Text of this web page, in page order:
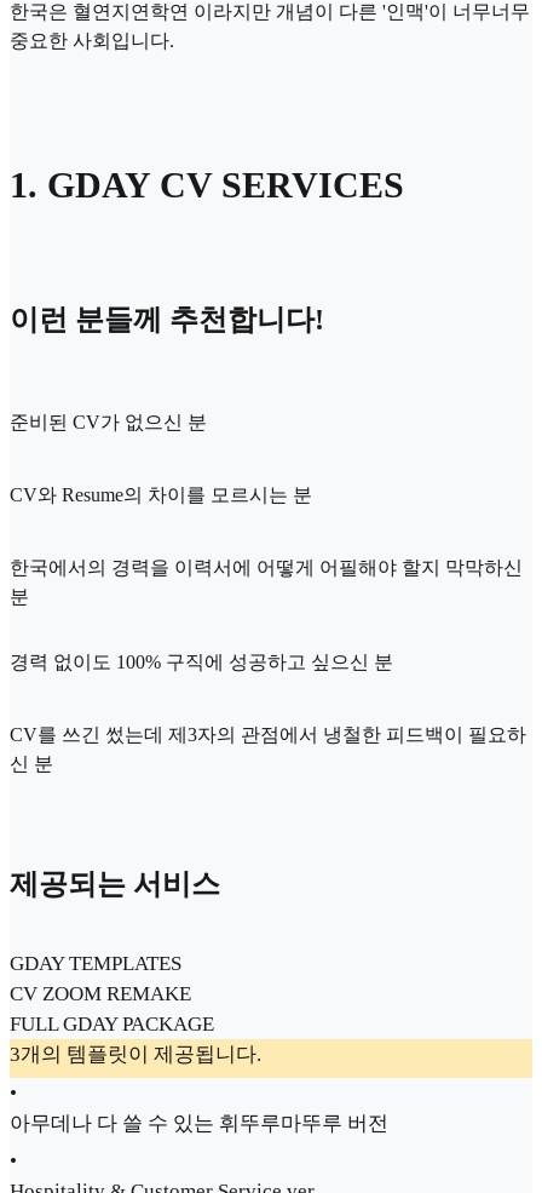
한국은 혈연지연학연 이라지만 개념이 다른 '인맥'이 너무너무
중요한 사회입니다.
1. GDAY CV SERVICES
이런 분들께 추천합니다!
준비된 CV가 없으신 분
CV와 Resume의 차이를 모르시는 분
한국에서의 경력을 이력서에 어떻게 어필해야 할지 막막하신
분
경력 없이도 100% 구직에 성공하고 싶으신 분
CV를 쓰긴 썼는데 제3자의 관점에서 냉철한 피드백이 필요하
신 분
제공되는 서비스
GDAY TEMPLATES
CV ZOOM REMAKE
FULL GDAY PACKAGE
3개의 템플릿이 제공됩니다.
•
아무데나 다 쓸 수 있는 휘뚜루마뚜루 버전
•